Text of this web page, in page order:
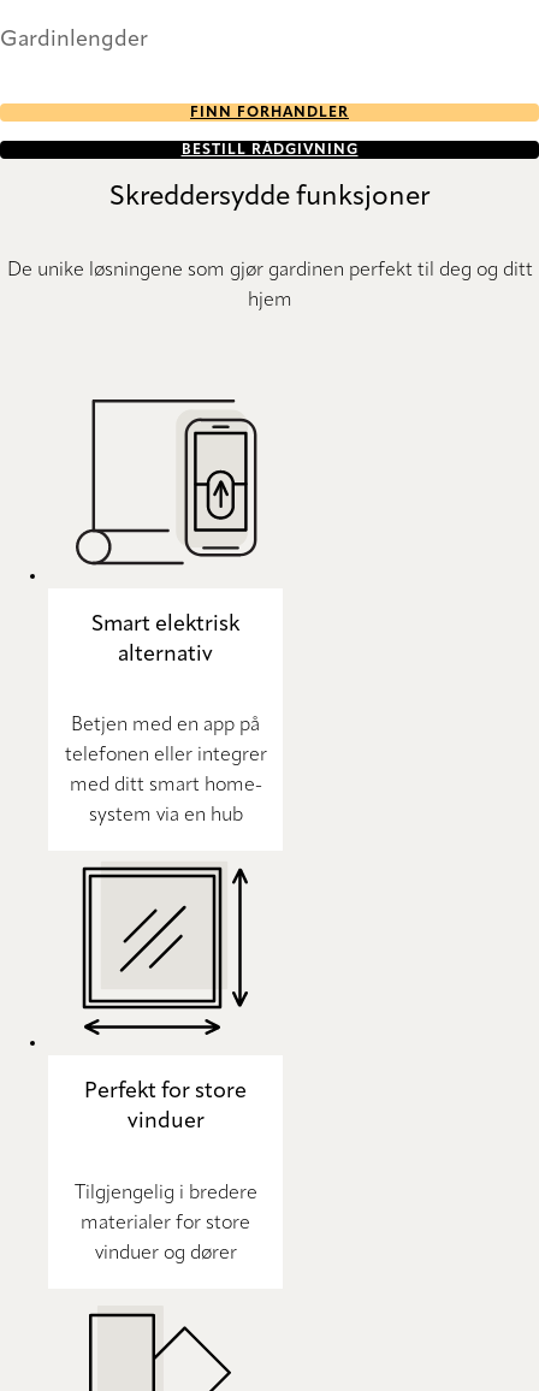
Gardinlengder
FINN FORHANDLER
BESTILL RÅDGIVNING
Skreddersydde funksjoner
De unike løsningene som gjør gardinen perfekt til deg og ditt
hjem
Smart elektrisk
alternativ
Betjen med en app på
telefonen eller integrer
med ditt smart home-
system via en hub
Perfekt for store
vinduer
Tilgjengelig i bredere
materialer for store
vinduer og dører